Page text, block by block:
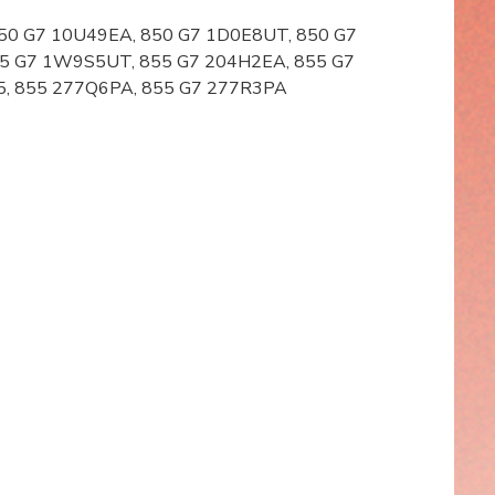
G7 10U49EA, 850 G7 1D0E8UT, 850 G7
G7 1W9S5UT, 855 G7 204H2EA, 855 G7
855 277Q6PA, 855 G7 277R3PA